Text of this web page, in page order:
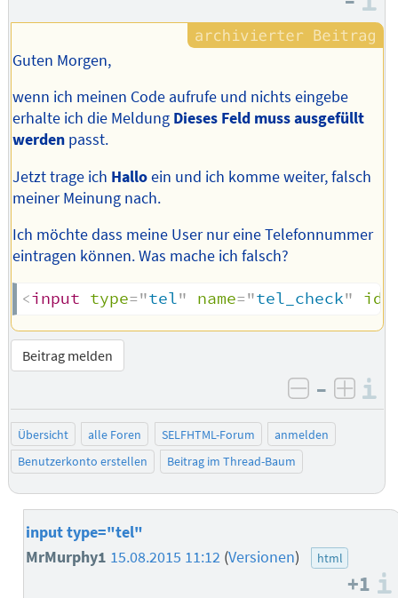
Guten Morgen,
wenn ich meinen Code aufrufe und nichts eingebe
erhalte ich die Meldung Dieses Feld muss ausgefüllt
werden passt.
Jetzt trage ich Halloein und ich komme weiter, falsch
meiner Meinung nach.
Ich möchte dass meine User nur eine Telefonnummer
eintragen können. Was mache ich falsch?
<input type="tel" name="tel_check" id
Beitrag melden
negativ
–
Übersicht alle Foren SELFHTML-Forum
anmelden
Benutzerkonto erstellen
Beitrag im Thread-Baum
input type="tel"
MrMurphy1 15.08.2015 11:12 (Versionen) html
+1